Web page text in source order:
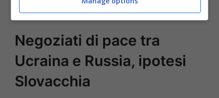
Consiglio economico supremo eurasiatico.
Negoziati di pace tra
Ucraina e Russia, ipotesi
Slovacchia